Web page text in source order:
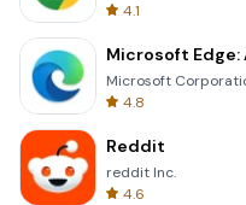
4.1
Microsoft Edge:
Microsoft
4.8
Reddit
reddit Inc.
4.6